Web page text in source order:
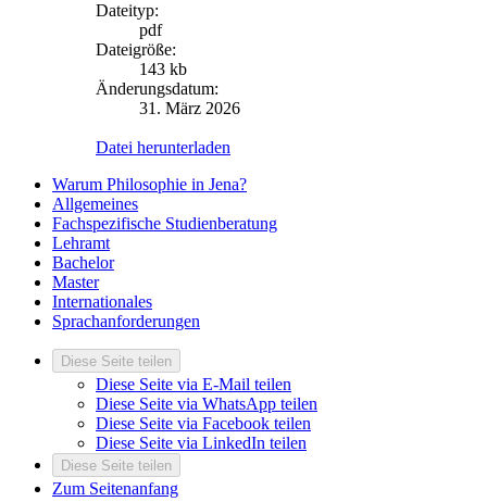
Dateityp:
pdf
Dateigröße:
143 kb
Änderungsdatum:
31. März 2026
Datei herunterladen
Warum Philosophie in Jena?
Allgemeines
Fachspezifische Studienberatung
Lehramt
Bachelor
Master
Internationales
Sprachanforderungen
Diese Seite teilen
Diese Seite via E-Mail teilen
Diese Seite via WhatsApp teilen
Diese Seite via Facebook teilen
Diese Seite via LinkedIn teilen
Diese Seite teilen
Zum Seitenanfang